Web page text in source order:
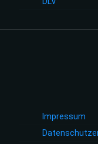
Impressum